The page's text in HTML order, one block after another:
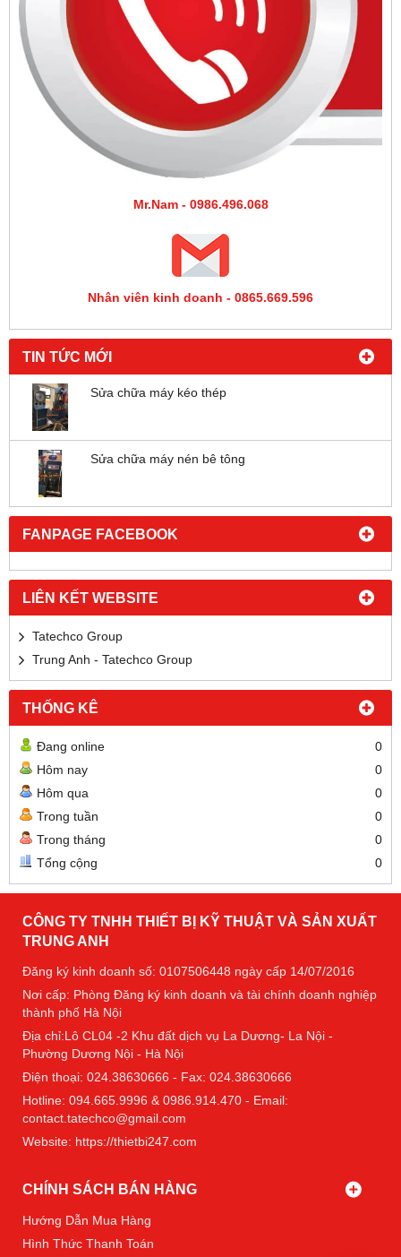
Mr.Nam - 0986.496.068
Nhân viên kinh doanh - 0865.669.596
TIN TỨC MỚI
Sửa chữa máy kéo thép
Sửa chữa máy nén bê tông
FANPAGE FACEBOOK
LIÊN KẾT WEBSITE
Tatechco Group
Trung Anh - Tatechco Group
THỐNG KÊ
Đang online
0
Hôm nay
0
Hôm qua
0
Trong tuần
0
Trong tháng
0
Tổng cộng
0
CÔNG TY TNHH THIẾT BỊ KỸ THUẬT VÀ SẢN XUẤT
TRUNG ANH
Đăng ký kinh doanh số: 0107506448 ngày cấp 14/07/2016
Nơi cấp: Phòng Đăng ký kinh doanh và tài chính doanh nghiệp
thành phố Hà Nội
Địa chỉ:Lô CL04 -2 Khu đất dịch vụ La Dương- La Nội -
Phường Dương Nội - Hà Nội
Điện thoại: 024.38630666 - Fax: 024.38630666
Hotline: 094.665.9996 & 0986.914.470 - Email:
contact.tatechco@gmail.com
Website: https://thietbi247.com
CHÍNH SÁCH BÁN HÀNG
Hướng Dẫn Mua Hàng
Hình Thức Thanh Toán